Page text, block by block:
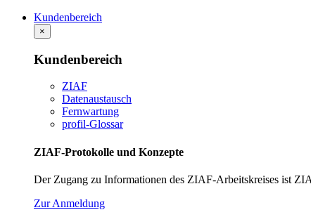
Kundenbereich
×
Kundenbereich
ZIAF
Datenaustausch
Fernwartung
profil-Glossar
ZIAF-Protokolle und Konzepte
Der Zugang zu Informationen des ZIAF-Arbeitskreises ist
Zur Anmeldung